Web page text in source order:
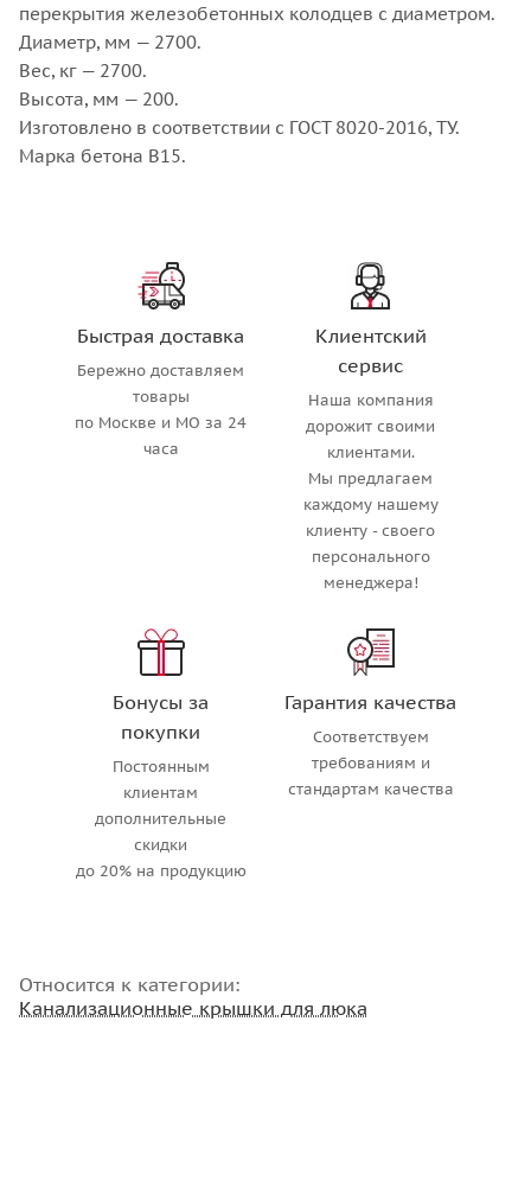
перекрытия железобетонных колодцев с диаметром.
Диаметр, мм — 2700.
Вес, кг — 2700.
Высота, мм — 200.
Изготовлено в соответствии с ГОСТ 8020-2016, ТУ.
Марка бетона В15.
Быстрая доставка
Бережно доставляем
товары
по Москве и МО за 24
часа
Клиентский
сервис
Наша компания
дорожит своими
клиентами.
Мы предлагаем
каждому нашему
клиенту - своего
персонального
менеджера!
Бонусы за
покупки
Постоянным
клиентам
дополнительные
скидки
до 20% на продукцию
Гарантия качества
Соответствуем
требованиям и
стандартам качества
Относится к категории:
Канализационные крышки для люка